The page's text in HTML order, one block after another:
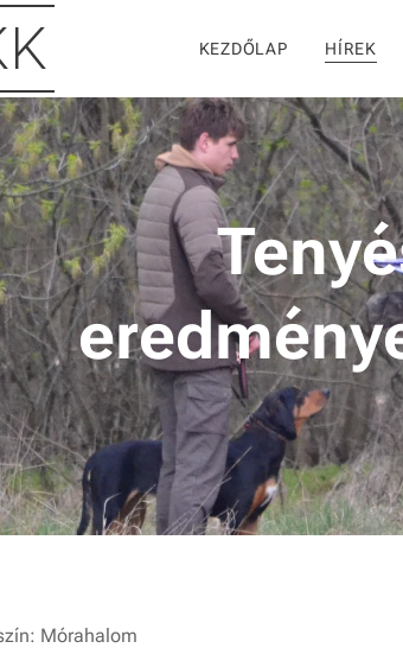
KEZDŐLAP HÍREK
Mórahalom